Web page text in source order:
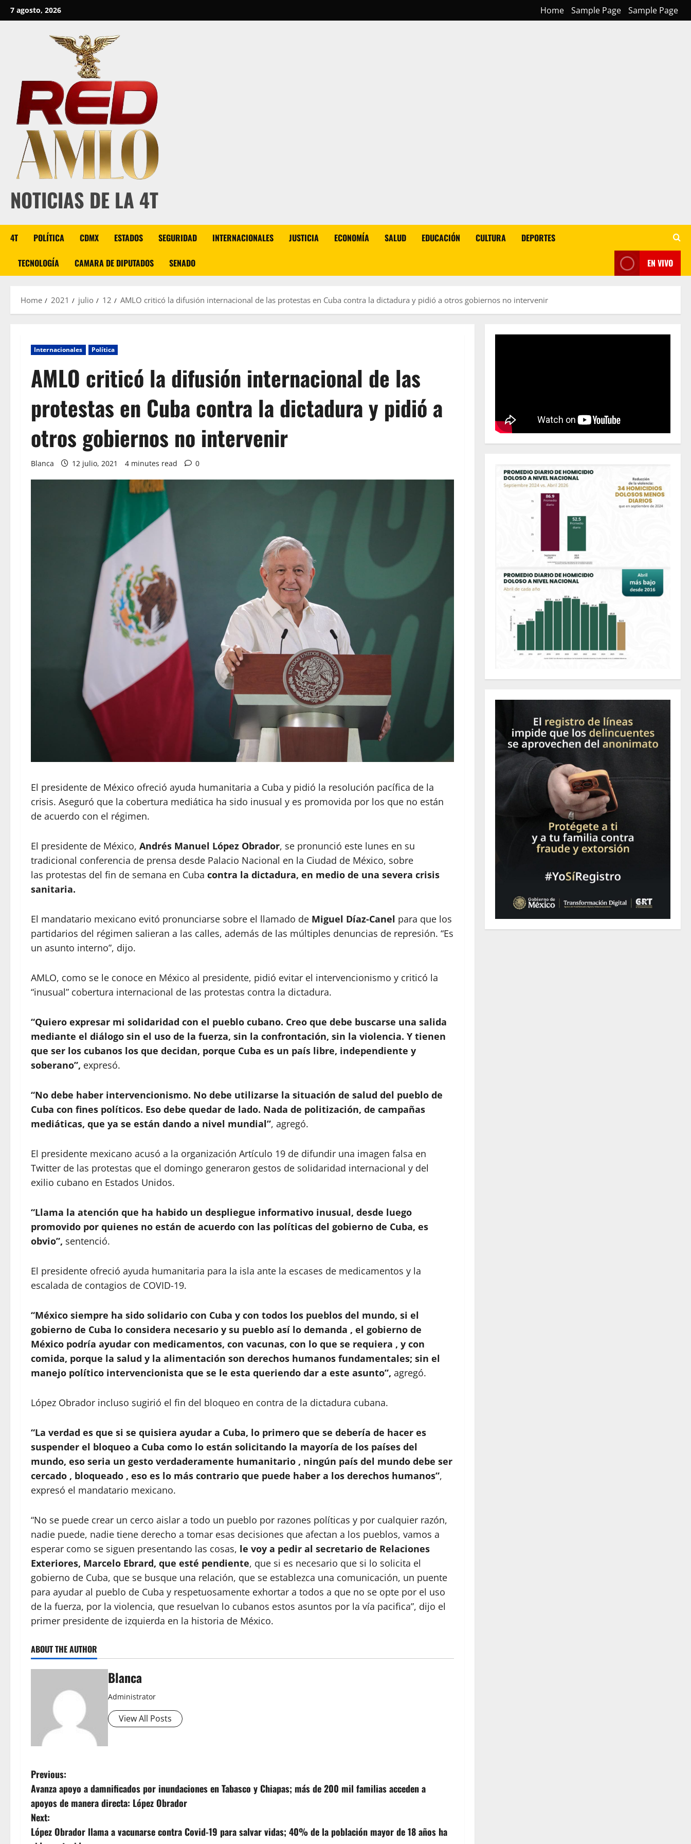
Skip
to
7 agosto, 2026 Home Sample Page Sample Page
NOTICIAS DE LA 4T
4T POLÍTICA CDMX ESTADOS SEGURIDAD INTERNACIONALES JUSTICIA ECONOMÍA SALUD EDUCACIÓN CULTURA DEPORTES
TECNOLOGÍA CAMARA DE DIPUTADOS SENADO EN VIVO
Home 2021 julio 12 AMLO criticó la difusión internacional de las protestas en Cuba contra la dictadura y pidió a otros gobiernos no intervenir
Internacionales Política
AMLO criticó la difusión internacional de las
protestas en Cuba contra la dictadura y pidió a
otros gobiernos no intervenir
Blanca 12 julio, 2021 4 minutes read 0
El presidente de México ofreció ayuda humanitaria a Cuba y pidió la resolución pacífica de la
crisis. Aseguró que la cobertura mediática ha sido inusual y es promovida por los que no están
de acuerdo con el régimen.
El presidente de México, Andrés Manuel López Obrador, se pronunció este lunes en su
tradicional conferencia de prensa desde Palacio Nacional en la Ciudad de México, sobre
las protestas del fin de semana en Cuba contra la dictadura, en medio de una severa crisis
sanitaria.
El mandatario mexicano evitó pronunciarse sobre el llamado de Miguel Díaz-Canel para que los
partidarios del régimen salieran a las calles, además de las múltiples denuncias de represión. “Es
un asunto interno”, dijo.
AMLO, como se le conoce en México al presidente, pidió evitar el intervencionismo y criticó la
“inusual” cobertura internacional de las protestas contra la dictadura.
“Quiero expresar mi solidaridad con el pueblo cubano. Creo que debe buscarse una salida
mediante el diálogo sin el uso de la fuerza, sin la confrontación, sin la violencia. Y tienen
que ser los cubanos los que decidan, porque Cuba es un país libre, independiente y
soberano”, expresó.
“No debe haber intervencionismo. No debe utilizarse la situación de salud del pueblo de
Cuba con fines políticos. Eso debe quedar de lado. Nada de politización, de campañas
mediáticas, que ya se están dando a nivel mundial”, agregó.
El presidente mexicano acusó a la organización Artículo 19 de difundir una imagen falsa en
Twitter de las protestas que el domingo generaron gestos de solidaridad internacional y del
exilio cubano en Estados Unidos.
“Llama la atención que ha habido un despliegue informativo inusual, desde luego
promovido por quienes no están de acuerdo con las políticas del gobierno de Cuba, es
obvio”, sentenció.
El presidente ofreció ayuda humanitaria para la isla ante la escases de medicamentos y la
escalada de contagios de COVID-19.
“México siempre ha sido solidario con Cuba y con todos los pueblos del mundo, si el
gobierno de Cuba lo considera necesario y su pueblo así lo demanda , el gobierno de
México podría ayudar con medicamentos, con vacunas, con lo que se requiera , y con
comida, porque la salud y la alimentación son derechos humanos fundamentales; sin el
manejo político intervencionista que se le esta queriendo dar a este asunto”, agregó.
López Obrador incluso sugirió el fin del bloqueo en contra de la dictadura cubana.
“La verdad es que si se quisiera ayudar a Cuba, lo primero que se debería de hacer es
suspender el bloqueo a Cuba como lo están solicitando la mayoría de los países del
mundo, eso seria un gesto verdaderamente humanitario , ningún país del mundo debe ser
cercado , bloqueado , eso es lo más contrario que puede haber a los derechos humanos”,
expresó el mandatario mexicano.
“No se puede crear un cerco aislar a todo un pueblo por razones políticas y por cualquier razón,
nadie puede, nadie tiene derecho a tomar esas decisiones que afectan a los pueblos, vamos a
esperar como se siguen presentando las cosas, le voy a pedir al secretario de Relaciones
Exteriores, Marcelo Ebrard, que esté pendiente, que si es necesario que si lo solicita el
gobierno de Cuba, que se busque una relación, que se establezca una comunicación, un puente
para ayudar al pueblo de Cuba y respetuosamente exhortar a todos a que no se opte por el uso
de la fuerza, por la violencia, que resuelvan lo cubanos estos asuntos por la vía pacifica”, dijo el
primer presidente de izquierda en la historia de México.
ABOUT THE AUTHOR
Blanca
Administrator
View All Posts
P
o
s
Previous:
Avanza apoyo a damnificados por inundaciones en Tabasco y Chiapas; más de 200 mil familias acceden a
apoyos de manera directa: López Obrador
Next:
López Obrador llama a vacunarse contra Covid-19 para salvar vidas; 40% de la población mayor de 18 años ha